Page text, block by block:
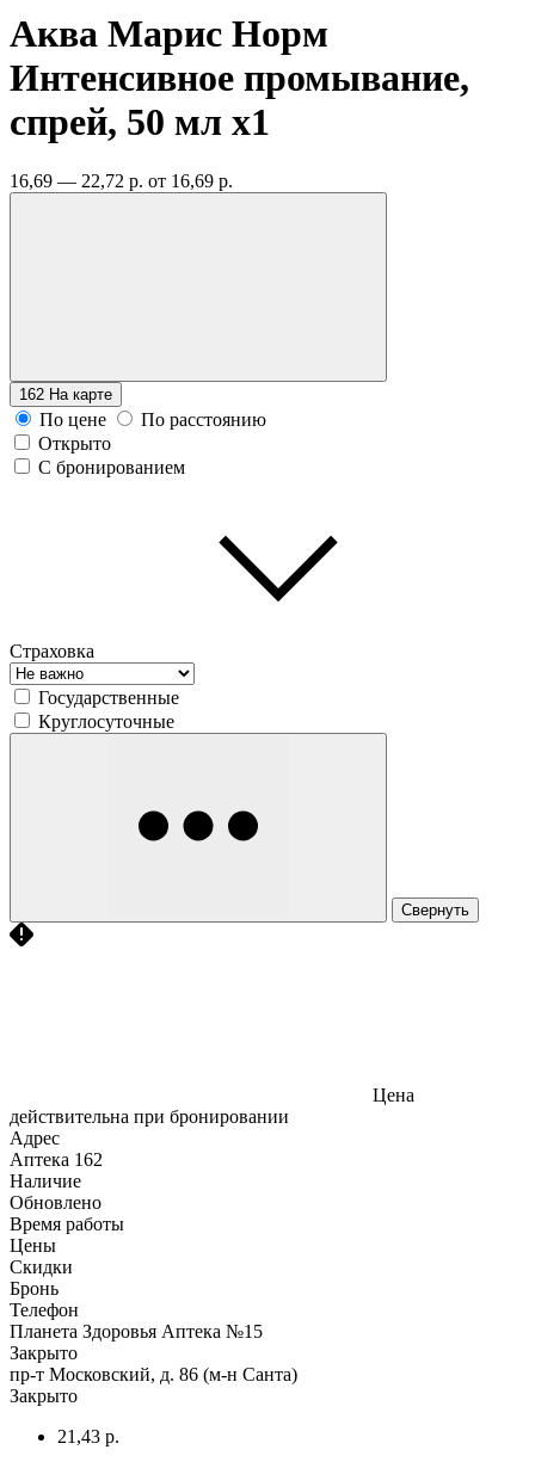
Аква Марис Норм
Интенсивное промывание,
спрей, 50 мл x1
16,69 — 22,72 р. от 16,69 р.
162 На карте
По цене
По расстоянию
Открыто
С бронированием
Страховка
Государственные
Круглосуточные
Свернуть
Цена
действительна при бронировании
Адрес
Аптека 162
Наличие
Обновлено
Время работы
Цены
Скидки
Бронь
Телефон
Планета Здоровья Аптека №15
Закрыто
пр-т Московский, д. 86 (м-н Санта)
Закрыто
21,43 р.